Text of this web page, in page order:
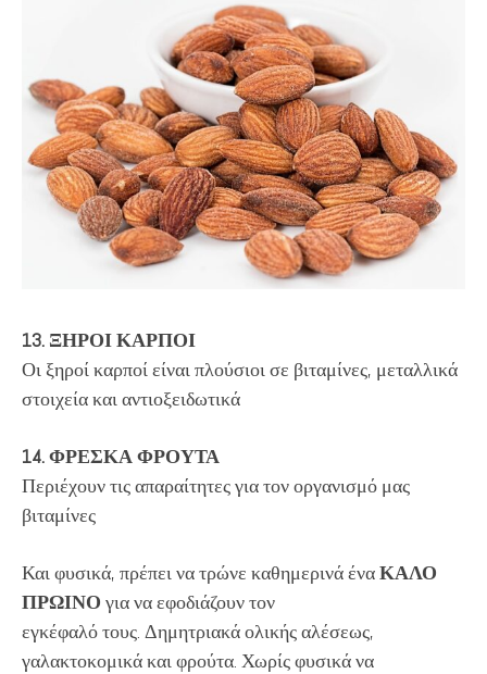
13. ΞΗΡΟΙ ΚΑΡΠΟΙ
Οι ξηροί καρποί είναι πλούσιοι σε βιταμίνες, μεταλλικά
στοιχεία και αντιοξειδωτικά
14. ΦΡΕΣΚΑ ΦΡΟΥΤΑ
Περιέχουν τις απαραίτητες για τον οργανισμό μας
βιταμίνες
Και φυσικά, πρέπει να τρώνε καθημερινά έναΚΑΛΟ
ΠΡΩΙΝΟ για να εφοδιάζουν τον
εγκέφαλό τους. Δημητριακά ολικής αλέσεως,
γαλακτοκομικά και φρούτα. Χωρίς φυσικά να